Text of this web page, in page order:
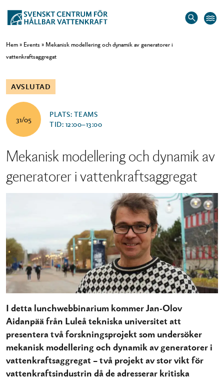
Hem» Events » Mekanisk modellering och dynamik av generatorer i
vattenkraftsaggregat
31/05
PLATS: TEAMS
TID: 12:00–13:00
AVSLUTAD
Mekanisk modellering och dynamik av
generatorer i vattenkraftsaggregat
I detta lunchwebbinarium kommer Jan-Olov
Aidanpää från Luleå tekniska universitet att
presentera två forskningsprojekt som undersöker
mekanisk modellering och dynamik av generatorer i
vattenkraftsaggregat – två projekt av stor vikt för
vattenkraftsindustrin då de adresserar kritiska